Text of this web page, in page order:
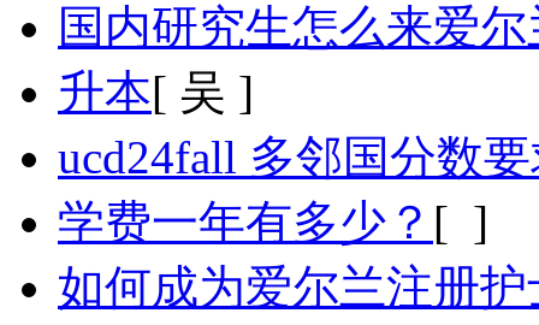
国内研究生怎么来爱尔
升本[ 吴 ]
ucd24fall 多邻国分数
学费一年有多少？ [ ]
如何成为爱尔兰注册护